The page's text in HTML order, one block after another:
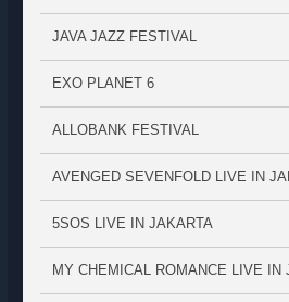
JAVA JAZZ FESTIVAL
EXO PLANET 6
ALLOBANK FESTIVAL
AVENGED SEVENFOLD LIVE IN
5SOS LIVE IN JAKARTA
MY CHEMICAL ROMANCE LIVE IN